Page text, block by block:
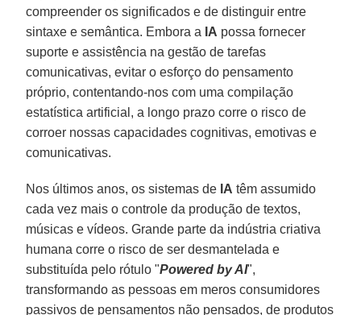
compreender os significados e de distinguir entre
sintaxe e semântica. Embora a IA possa fornecer
suporte e assistência na gestão de tarefas
comunicativas, evitar o esforço do pensamento
próprio, contentando-nos com uma compilação
estatística artificial, a longo prazo corre o risco de
corroer nossas capacidades cognitivas, emotivas e
comunicativas.
Nos últimos anos, os sistemas de IA têm assumido
cada vez mais o controle da produção de textos,
músicas e vídeos. Grande parte da indústria criativa
humana corre o risco de ser desmantelada e
substituída pelo rótulo "Powered by AI",
transformando as pessoas em meros consumidores
passivos de pensamentos não pensados, de produtos